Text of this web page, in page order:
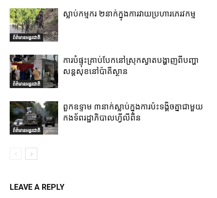
ព័ត៌មានអន្តរជាតិ
ស្លាប់កម្មករ ២នាក់ក្នុងការវាយប្រហារភេរវកម្ម
ព័ត៌មានអន្តរជាតិ
ការបំផ្ទុះគ្រាប់បែកនៅស្រុកស្វាតបង្ហាញពីបញ្ហា
សន្តសុខនៅប៉ាគីស្ថាន
ព័ត៌មានអន្តរជាតិ
ពួកឧទ្ទាម ៣នាក់ស្លាប់ក្នុងការប៉ះទង្គិចគ្នាជាមួយ
កងទ័ពរដ្ឋាភិបាលហ្វីលីពីន
LEAVE A REPLY